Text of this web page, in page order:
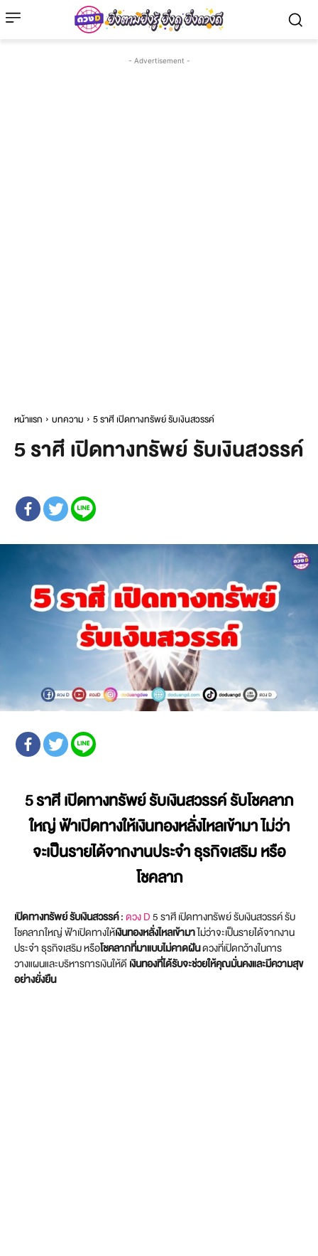
- Advertisement -
หน้าแรก บทความ 5 ราศี เปิดทางทรัพย์ รับเงินสวรรค์
5 ราศี เปิดทางทรัพย์ รับเงินสวรรค์
5 ราศี เปิดทางทรัพย์ รับเงินสวรรค์ รับโชคลาภ
ใหญ่ ฟ้าเปิดทางให้เงินทองหลั่งไหลเข้ามา ไม่ว่า
จะเป็นรายได้จากงานประจำ ธุรกิจเสริม หรือ
โชคลาภ
เปิดทางทรัพย์ รับเงินสวรรค์:ดวง D5 ราศี เปิดทางทรัพย์ รับเงินสวรรค์ รับ
โชคลาภใหญ่ ฟ้าเปิดทางให้เงินทองหลั่งไหลเข้ามาไม่ว่าจะเป็นรายได้จากงาน
ประจำ ธุรกิจเสริม หรือโชคลาภที่มาแบบไม่คาดฝันดวงที่เปิดกว้างในการ
วางแผนและบริหารการเงินให้ดีเงินทองที่ได้รับจะช่วยให้คุณมั่นคงและมีความสุข
อย่างยั่งยืน